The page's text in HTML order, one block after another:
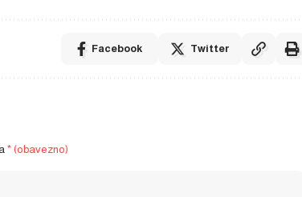
Facebook Twitter
* (obavezno)